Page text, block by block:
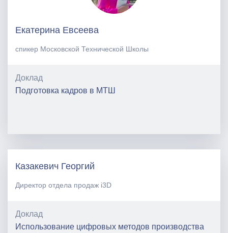
Екатерина Евсеева
спикер Московской Технической Школы
Доклад
Подготовка кадров в МТШ
Казакевич Георгий
Директор отдела продаж i3D
Доклад
Использование цифровых методов производства